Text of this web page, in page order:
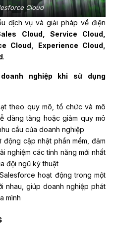
Cloud
dịch vụ và giải pháp về điện
Cloud, Service Cloud,
Cloud, Experience Cloud,
.
nghiệp khi sử dụng
theo quy mô, tổ chức và mô
dàng tăng hoặc giảm quy mô
cầu của doanh nghiệp
cập nhật phần mềm, đảm
nghiệm các tính năng mới nhất
đội ngũ kỷ thuật
hoạt động trong một
nhau, giúp doanh nghiệp phát
mình